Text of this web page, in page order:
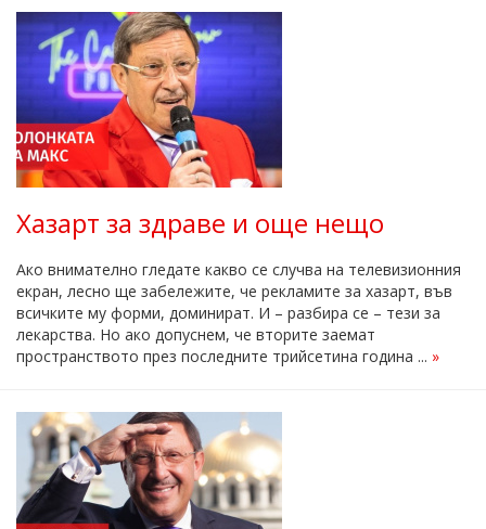
Хазарт за здраве и още нещо
Ако внимателно гледате какво се случва на телевизионния
екран, лесно ще забележите, че рекламите за хазарт, във
всичките му форми, доминират. И – разбира се – тези за
лекарства. Но ако допуснем, че вторите заемат
пространството през последните трийсетина година ... »